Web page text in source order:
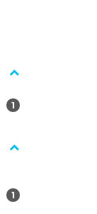
se seleccione o
1 resultados
1
1 resultados
1